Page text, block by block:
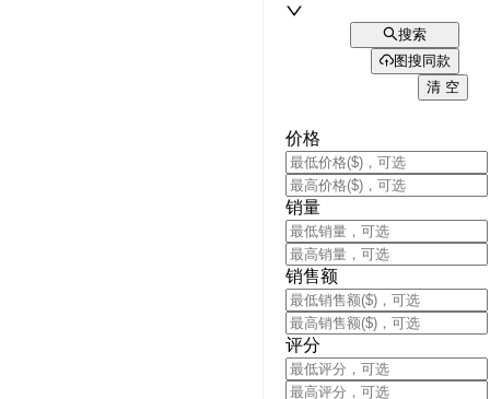
搜索
图搜同款
清 空
价格
销量
销售额
评分